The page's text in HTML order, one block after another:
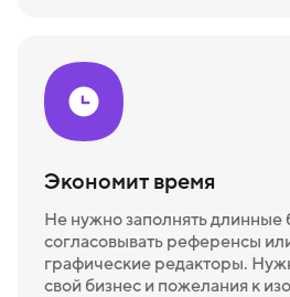
Экономит время
Не нужно заполнять
согласовывать референсы
графические редакторы.
свой бизнес и пожелания к